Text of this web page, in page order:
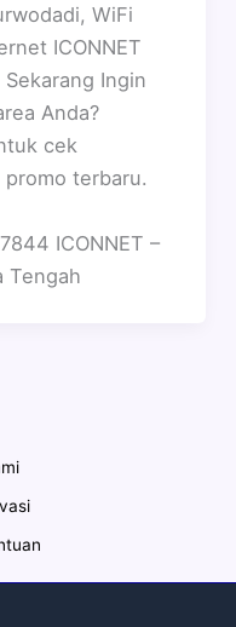
WiFi
ICONNET
Sekarang Ingin
Anda?
cek
terbaru.
ICONNET –
Tengah